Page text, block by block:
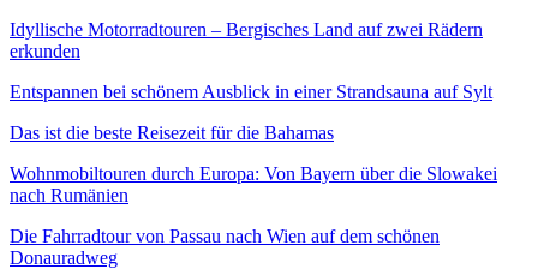
Idyllische Motorradtouren – Bergisches Land auf zwei Rädern
erkunden
Entspannen bei schönem Ausblick in einer Strandsauna auf Sylt
Das ist die beste Reisezeit für die Bahamas
Wohnmobiltouren durch Europa: Von Bayern über die Slowakei
nach Rumänien
Die Fahrradtour von Passau nach Wien auf dem schönen
Donauradweg